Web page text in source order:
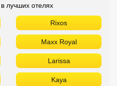
лучших отелях
Rixos
Maxx Royal
Larissa
Kaya